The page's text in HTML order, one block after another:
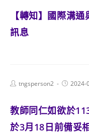
【轉知】國際溝
訊息
Posttngsperson2
Post2024-
教師同仁如欲於
於3月18日前備妥